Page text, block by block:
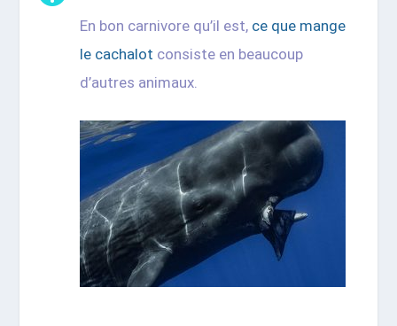
En bon carnivore qu’il est, ce que mange
le cachalot consiste en beaucoup
d’autres animaux.